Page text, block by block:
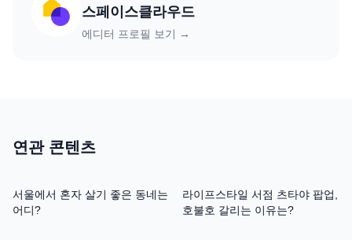
스페이스클라우드
에디터 프로필 보기 →
연관 콘텐츠
서울에서 혼자 살기 좋은 동네는
어디?
라이프스타일 서점 츠타야 팝업,
호불호 갈리는 이유는?